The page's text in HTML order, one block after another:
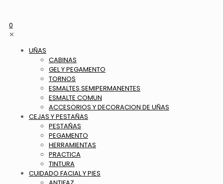
0
✕
UÑAS
CABINAS
GEL Y PEGAMENTO
TORNOS
ESMALTES SEMIPERMANENTES
ESMALTE COMUN
ACCESORIOS Y DECORACION DE UÑAS
CEJAS Y PESTAÑAS
PESTAÑAS
PEGAMENTO
HERRAMIENTAS
PRACTICA
TINTURA
CUIDADO FACIAL Y PIES